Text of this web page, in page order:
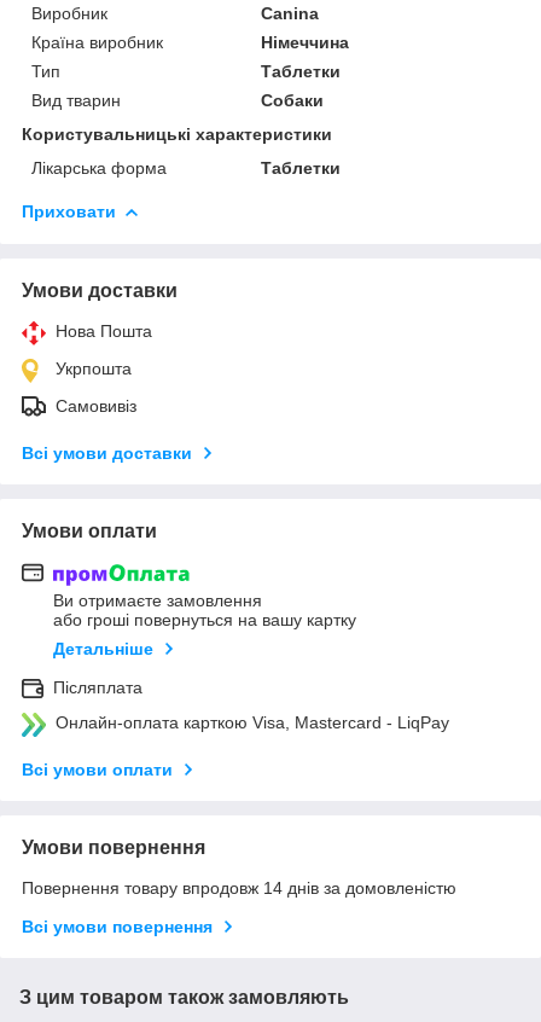
Виробник
Canina
Країна виробник
Німеччина
Тип
Таблетки
Вид тварин
Собаки
Користувальницькі характеристики
Лікарська форма
Таблетки
Приховати
Умови доставки
Нова Пошта
Укрпошта
Самовивіз
Всі умови доставки
Умови оплати
Ви отримаєте замовлення
або гроші повернуться на вашу картку
Детальніше
Післяплата
Онлайн-оплата карткою Visa, Mastercard - LiqPay
Всі умови оплати
Умови повернення
Повернення товару впродовж 14 днів за домовленістю
Всі умови повернення
З цим товаром також замовляють